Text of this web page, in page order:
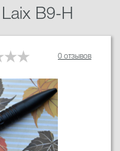
Laix B9-H
0 отзывов